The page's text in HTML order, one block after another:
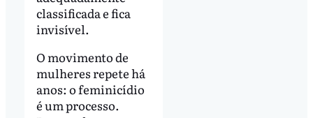
classificada e fica
invisível.
O movimento de
mulheres repete há
anos: o feminicídio
é um processo.